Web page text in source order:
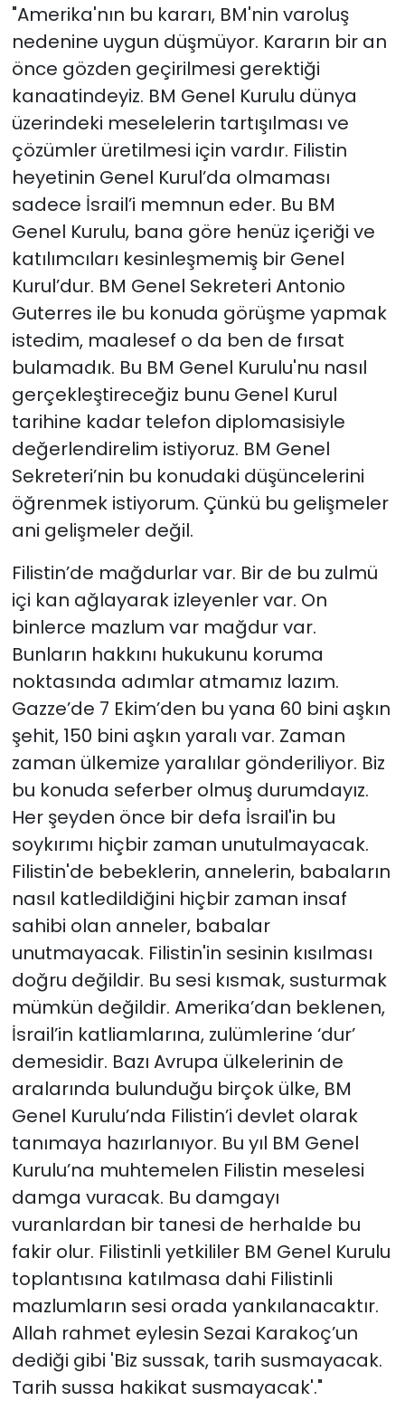
"Amerika'nın bu kararı, BM'nin varoluş
nedenine uygun düşmüyor. Kararın bir an
önce gözden geçirilmesi gerektiği
kanaatindeyiz. BM Genel Kurulu dünya
üzerindeki meselelerin tartışılması ve
çözümler üretilmesi için vardır. Filistin
heyetinin Genel Kurul’da olmaması
sadece İsrail’i memnun eder. Bu BM
Genel Kurulu, bana göre henüz içeriği ve
katılımcıları kesinleşmemiş bir Genel
Kurul’dur. BM Genel Sekreteri Antonio
Guterres ile bu konuda görüşme yapmak
istedim, maalesef o da ben de fırsat
bulamadık. Bu BM Genel Kurulu'nu nasıl
gerçekleştireceğiz bunu Genel Kurul
tarihine kadar telefon diplomasisiyle
değerlendirelim istiyoruz. BM Genel
Sekreteri’nin bu konudaki düşüncelerini
öğrenmek istiyorum. Çünkü bu gelişmeler
ani gelişmeler değil.
Filistin’de mağdurlar var. Bir de bu zulmü
içi kan ağlayarak izleyenler var. On
binlerce mazlum var mağdur var.
Bunların hakkını hukukunu koruma
noktasında adımlar atmamız lazım.
Gazze’de 7 Ekim’den bu yana 60 bini aşkın
şehit, 150 bini aşkın yaralı var. Zaman
zaman ülkemize yaralılar gönderiliyor. Biz
bu konuda seferber olmuş durumdayız.
Her şeyden önce bir defa İsrail'in bu
soykırımı hiçbir zaman unutulmayacak.
Filistin'de bebeklerin, annelerin, babaların
nasıl katledildiğini hiçbir zaman insaf
sahibi olan anneler, babalar
unutmayacak. Filistin'in sesinin kısılması
doğru değildir. Bu sesi kısmak, susturmak
mümkün değildir. Amerika’dan beklenen,
İsrail’in katliamlarına, zulümlerine ‘dur’
demesidir. Bazı Avrupa ülkelerinin de
aralarında bulunduğu birçok ülke, BM
Genel Kurulu’nda Filistin’i devlet olarak
tanımaya hazırlanıyor. Bu yıl BM Genel
Kurulu’na muhtemelen Filistin meselesi
damga vuracak. Bu damgayı
vuranlardan bir tanesi de herhalde bu
fakir olur. Filistinli yetkililer BM Genel Kurulu
toplantısına katılmasa dahi Filistinli
mazlumların sesi orada yankılanacaktır.
Allah rahmet eylesin Sezai Karakoç’un
dediği gibi 'Biz sussak, tarih susmayacak.
Tarih sussa hakikat susmayacak'."